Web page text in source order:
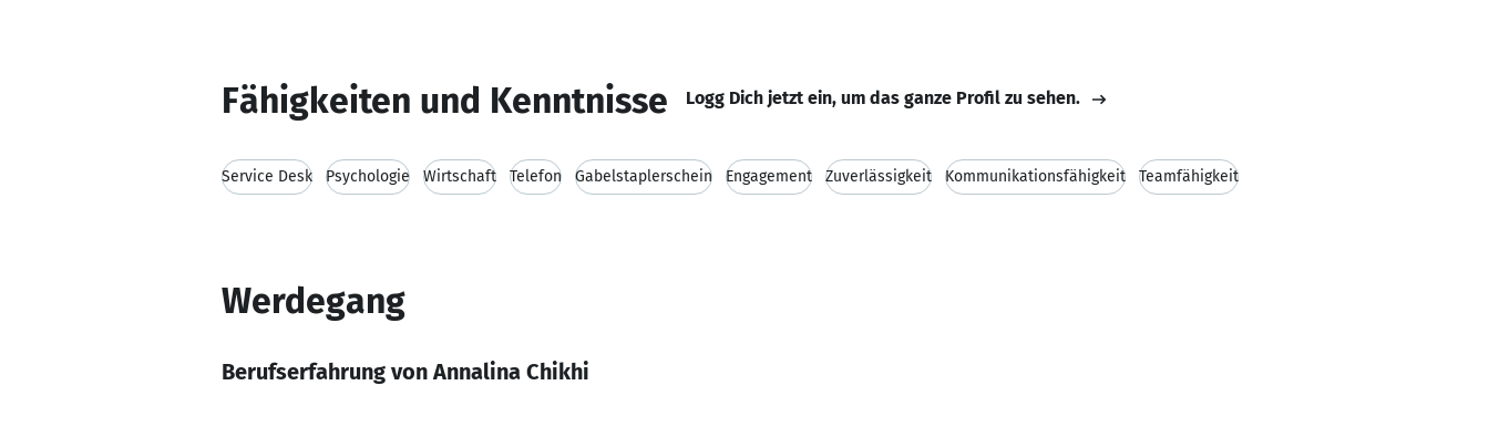
Fähigkeiten und Kenntnisse Logg Dich jetzt ein, um das ganze Profil zu sehen.
Service Desk Psychologie Wirtschaft Telefon Gabelstaplerschein Engagement Zuverlässigkeit Kommunikationsfähigkeit Teamfähigkeit
Werdegang
Berufserfahrung von Annalina Chikhi